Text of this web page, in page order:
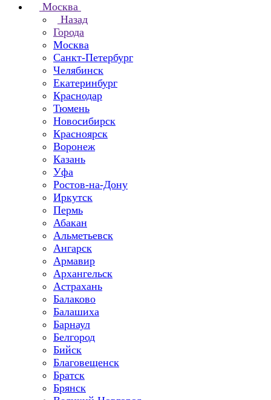
Москва
Назад
Города
Москва
Санкт-Петербург
Челябинск
Екатеринбург
Краснодар
Тюмень
Новосибирск
Красноярск
Воронеж
Казань
Уфа
Ростов-на-Дону
Иркутск
Пермь
Абакан
Альметьевск
Ангарск
Армавир
Архангельск
Астрахань
Балаково
Балашиха
Барнаул
Белгород
Бийск
Благовещенск
Братск
Брянск